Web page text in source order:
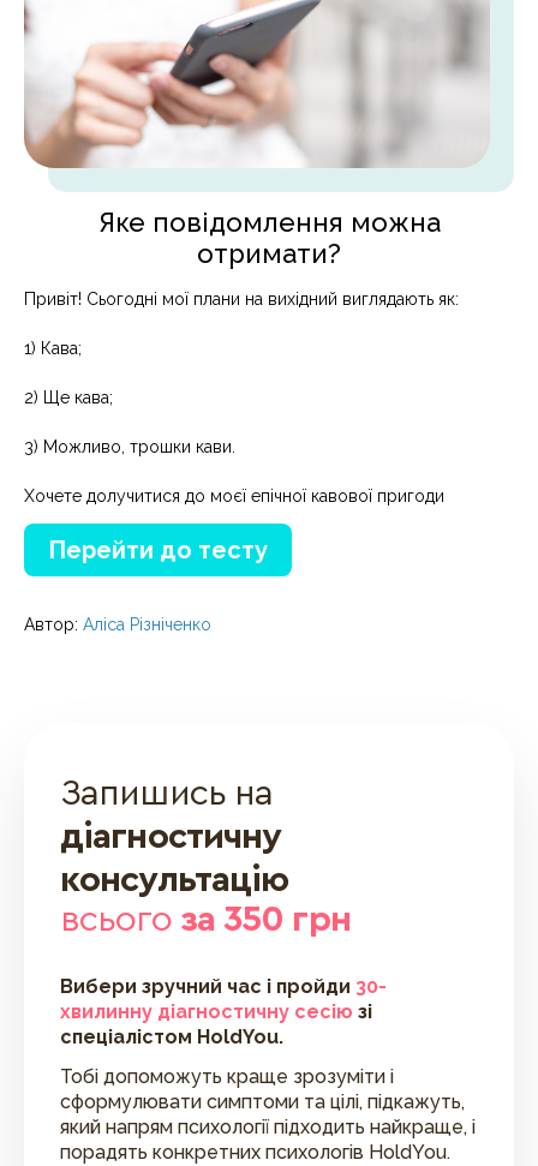
Яке повідомлення можна
отримати?
Привіт! Сьогодні мої плани на вихідний виглядають як:
1) Кава;
2) Ще кава;
3) Можливо, трошки кави.
Хочете долучитися до моєї епічної кавової пригоди
Перейти до тесту
Автор: Аліса Різніченко
Запишись на
діагностичну
консультацію
всього за 350 грн
Вибери зручний час і пройди 30-
хвилинну діагностичну сесію зі
спеціалістом HoldYou.
Тобі допоможуть краще зрозуміти і
сформулювати симптоми та цілі, підкажуть,
який напрям психології підходить найкраще, і
порадять конкретних психологів HoldYou.